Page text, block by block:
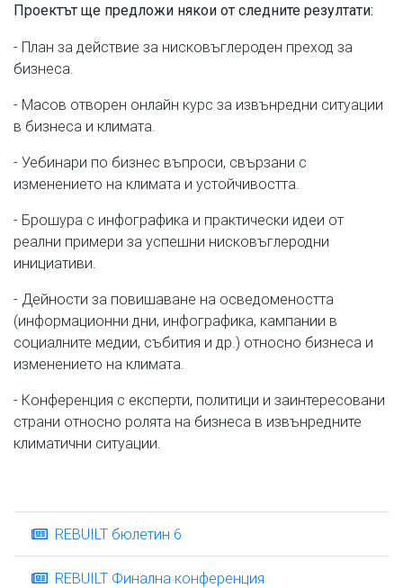
Проектът ще предложи някои от следните резултати:
- План за действие за нисковъглероден преход за
бизнеса.
- Масов отворен онлайн курс за извънредни ситуации
в бизнеса и климата.
- Уебинари по бизнес въпроси, свързани с
изменението на климата и устойчивостта.
- Брошура с инфографика и практически идеи от
реални примери за успешни нисковъглеродни
инициативи.
- Дейности за повишаване на осведомеността
(информационни дни, инфографика, кампании в
социалните медии, събития и др.) относно бизнеса и
изменението на климата.
- Конференция с експерти, политици и заинтересовани
страни относно ролята на бизнеса в извънредните
климатични ситуации.
REBUILT бюлетин 6
REBUILT Финална конференция